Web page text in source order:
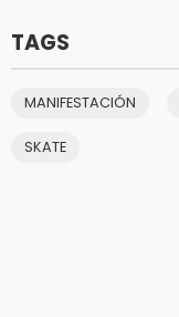
TAGS
MANIFESTACIÓN
SKATE